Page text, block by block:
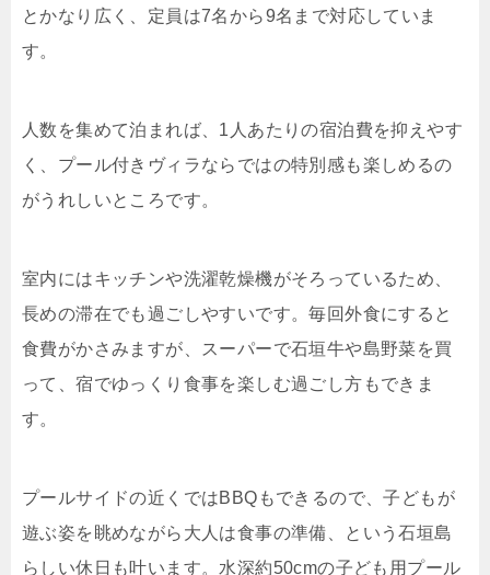
とかなり広く、定員は7名から9名まで対応していま
す。
人数を集めて泊まれば、1人あたりの宿泊費を抑えやす
く、プール付きヴィラならではの特別感も楽しめるの
がうれしいところです。
室内にはキッチンや洗濯乾燥機がそろっているため、
長めの滞在でも過ごしやすいです。毎回外食にすると
食費がかさみますが、スーパーで石垣牛や島野菜を買
って、宿でゆっくり食事を楽しむ過ごし方もできま
す。
プールサイドの近くではBBQもできるので、子どもが
遊ぶ姿を眺めながら大人は食事の準備、という石垣島
らしい休日も叶います。水深約50cmの子ども用プール